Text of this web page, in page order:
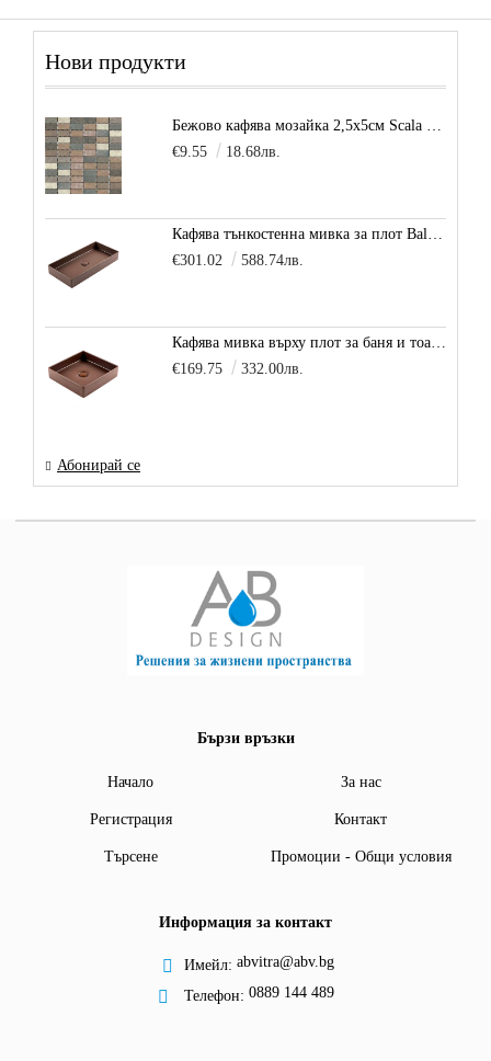
Нови продукти
Бежово кафява мозайка 2,5х5см Scala Beige
€9.55
18.68лв.
Кафява тънкостенна мивка за плот Balance, цвят - карамел
€301.02
588.74лв.
Кафява мивка върху плот за баня и тоалетна Decente, цвят - карамел
€169.75
332.00лв.
Абонирай се
Бързи връзки
Начало За нас
Регистрация Контакт
Търсене Промоции - Общи условия
Информация за контакт
Имейл: abvitra@abv.bg
Телефон: 0889 144 489